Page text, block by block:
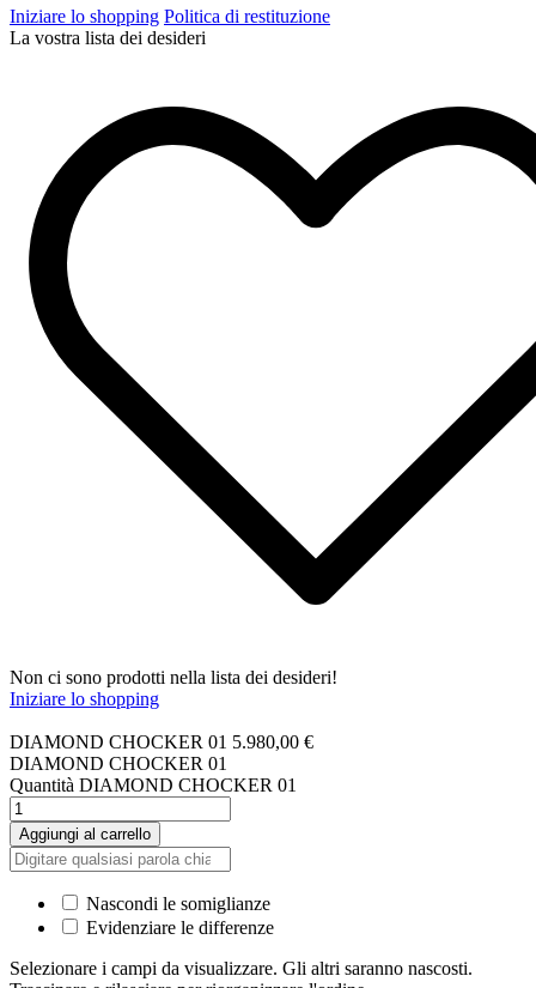
Iniziare lo shopping Politica di restituzione
La vostra lista dei desideri
Non ci sono prodotti nella lista dei desideri!
Iniziare lo shopping
DIAMOND CHOCKER 01 5.980,00 €
DIAMOND CHOCKER 01
Quantità DIAMOND CHOCKER 01
Aggiungi al carrello
Nascondi le somiglianze
Evidenziare le differenze
Selezionare i campi da visualizzare. Gli altri saranno nascosti.